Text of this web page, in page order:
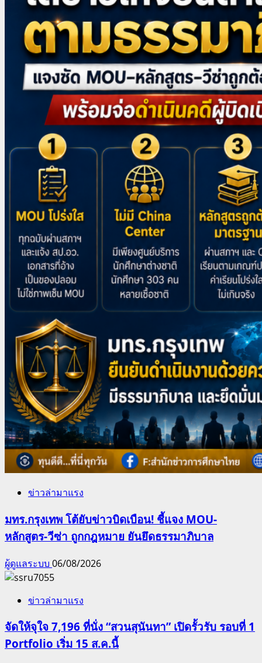
ข่าวล่ามาแรง
มทร.กรุงเทพ โต้ยับข่าวบิดเบือน! ชี้แจง MOU-
หลักสูตร-วีซ่า ถูกกฎหมาย ยันยึดธรรมาภิบาล
ผู้ดูแลระบบ 06/08/2026
ข่าวล่ามาแรง
จัดให้จุใจ 7,196 ที่นั่ง “สวนสุนันทา” เปิดรั้วรับ รอบที่ 1
Portfolio เริ่ม 15 ส.ค.นี้